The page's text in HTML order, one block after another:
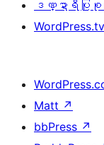
ဒဏ္ဍာရီပြုစုသူ
WordPress.tv
Matt ↗
bbPress ↗